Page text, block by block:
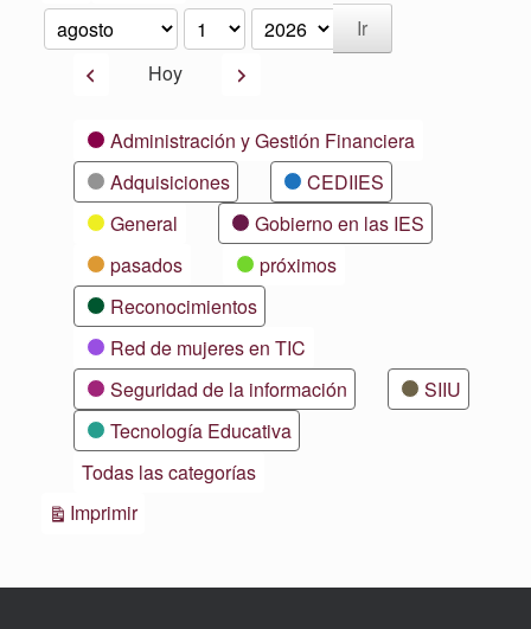
Mes
Día
Año
AnteriorHoy Siguiente
CategoríasAdministración y Gestión Financiera
Adquisiciones
CEDIIES
General
Gobierno en las IES
pasados
próximos
Reconocimientos
Red de mujeres en TIC
Seguridad de la información
SIIU
Tecnología Educativa
Todas las categorías
ImprimirVistas